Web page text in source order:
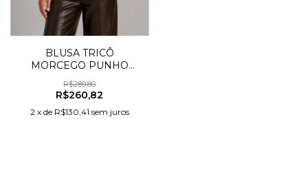
BLUSA TRICÔ
MORCEGO PUNHO
MARCADO
R$289,80
R$260,82
2 x de R$130,41 sem juros